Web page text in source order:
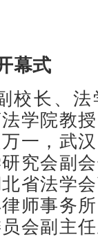
幕式
校长、
学院教
一，武
究会副
省法学
师事务
会副主